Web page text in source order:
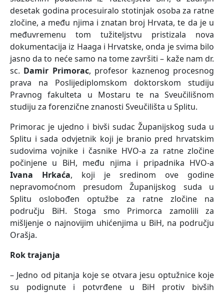
desetak godina procesuiralo stotinjak osoba za ratne
zločine, a među njima i znatan broj Hrvata, te da je u
međuvremenu tom tužiteljstvu pristizala nova
dokumentacija iz Haaga i Hrvatske, onda je svima bilo
jasno da to neće samo na tome završiti – kaže nam dr.
sc. Damir Primorac, profesor kaznenog procesnog
prava na Poslijediplomskom doktorskom studiju
Pravnog fakulteta u Mostaru te na Sveučilišnom
studiju za forenzične znanosti Sveučilišta u Splitu.
Primorac je ujedno i bivši sudac Županijskog suda u
Splitu i sada odvjetnik koji je branio pred hrvatskim
sudovima vojnike i časnike HVO-a za ratne zločine
počinjene u BiH, među njima i pripadnika HVO-a
Ivana Hrkaća, koji je sredinom ove godine
nepravomoćnom presudom Županijskog suda u
Splitu oslobođen optužbe za ratne zločine na
području BiH. Stoga smo Primorca zamolili za
mišljenje o najnovijim uhićenjima u BiH, na području
Orašja.
Rok trajanja
– Jedno od pitanja koje se otvara jesu optužnice koje
su podignute i potvrđene u BiH protiv bivših